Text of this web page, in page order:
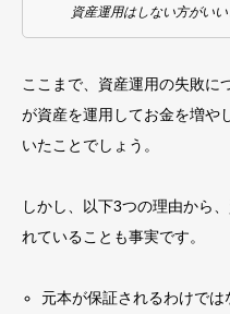
資産運用はしない方がい
ここまで、資産運用の失敗に
が資産を運用してお金を増や
いたことでしょう。
しかし、以下3つの理由から
れていることも事実です。
元本が保証されるわけでは